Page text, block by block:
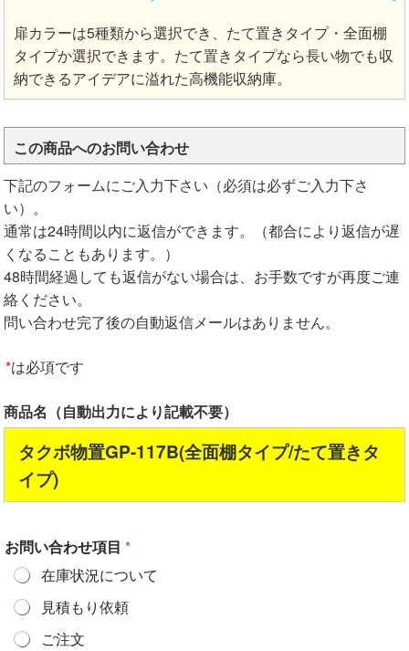
扉カラーは5種類から選択でき、たて置きタイプ・全面棚
タイプか選択できます。たて置きタイプなら長い物でも収
納できるアイデアに溢れた高機能収納庫。
この商品へのお問い合わせ
下記のフォームにご入力下さい（必須は必ずご入力下さ
い）。
通常は24時間以内に返信ができます。（都合により返信が遅
くなることもあります。）
48時間経過しても返信がない場合は、お手数ですが再度ご連
絡ください。
問い合わせ完了後の自動返信メールはありません。
*は必項です
商品名（自動出力により記載不要）
タクボ物置GP-117B(全面棚タイプ/たて置きタ
イプ)
お問い合わせ項目 *
在庫状況について
見積もり依頼
ご注文